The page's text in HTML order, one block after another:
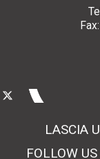
LASCIA
FOLLOW